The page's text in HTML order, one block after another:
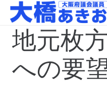
地元枚
への要